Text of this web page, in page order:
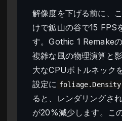
解像度を下げる前に、
けで鉱山の谷で15 FPS
す。Gothic 1 Remakeの
複雑な風の物理演算と
大なCPUボトルネック
設定に
ると、レンダリングさ
が20%減少します。こ